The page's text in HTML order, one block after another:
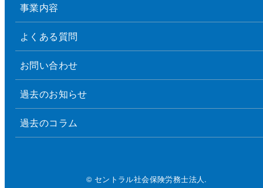
事業内容
よくある質問
お問い合わせ
過去のお知らせ
過去のコラム
© セントラル社会保険労務士法人.